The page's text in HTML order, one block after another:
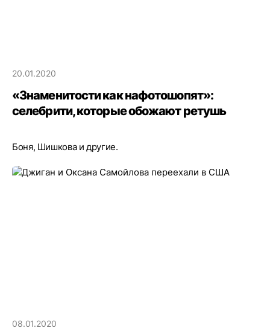
20.01.2020
«Знаменитости как нафотошопят»:
селебрити, которые обожают ретушь
Боня, Шишкова и другие.
08.01.2020